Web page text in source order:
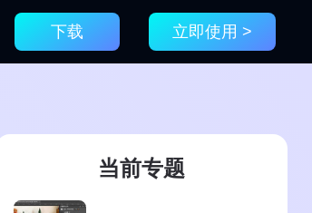
下载 立即使用 >
当前专题